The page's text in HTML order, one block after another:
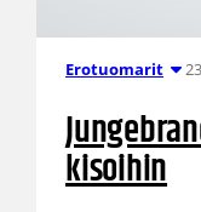
Erotuomarit
kisoihin